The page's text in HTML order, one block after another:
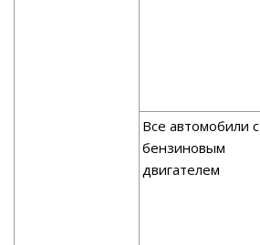
Все автомобили с
бензиновым
двигателем